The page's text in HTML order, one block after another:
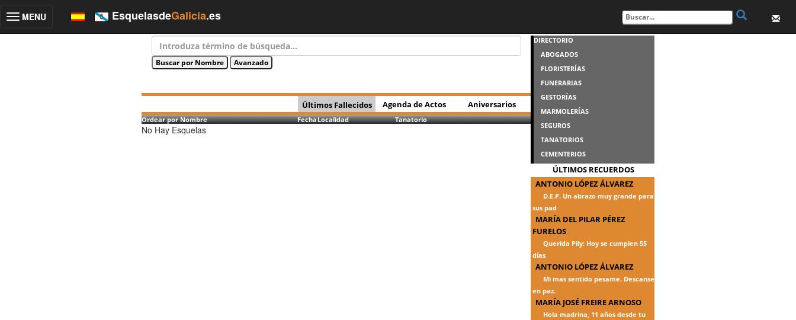
Toggle
MENU EsquelasdeGalicia.es
Últimos Fallecidos Agenda de Actos Aniversarios
Ordear por Nombre FechaLocalidad Tanatorio
No Hay Esquelas
DIRECTORIO
ABOGADOS
FLORISTERÍAS
FUNERARIAS
GESTORÍAS
MARMOLERÍAS
SEGUROS
TANATORIOS
CEMENTERIOS
ÚLTIMOS RECUERDOS
ANTONIO LÓPEZ ÁLVAREZ
D.E.P. Un abrazo muy grande para
sus pad
MARÍA DEL PILAR PÉREZ
FURELOS
Querida Pily: Hoy se cumplen 55
días
ANTONIO LÓPEZ ÁLVAREZ
Mi mas sentido pesame. Descanse
en paz.
MARÍA JOSÉ FREIRE ARNOSO
Hola madrina, 11 años desde tu